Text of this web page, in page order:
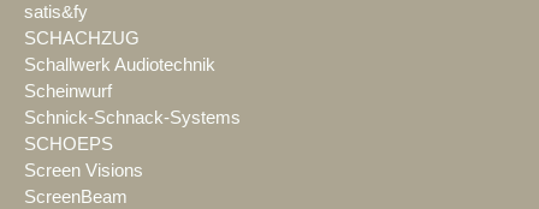
satis&fy
SCHACHZUG
Schallwerk Audiotechnik
Scheinwurf
Schnick-Schnack-Systems
SCHOEPS
Screen Visions
ScreenBeam